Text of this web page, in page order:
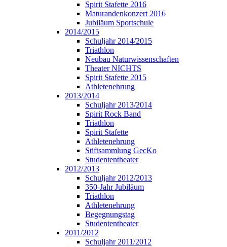
Spirit Stafette 2016
Maturandenkonzert 2016
Jubiläum Sportschule
2014/2015
Schuljahr 2014/2015
Triathlon
Neubau Naturwissenschaften
Theater NICHTS
Spirit Stafette 2015
Athletenehrung
2013/2014
Schuljahr 2013/2014
Spirit Rock Band
Triathlon
Spirit Stafette
Athletenehrung
Stiftsammlung GecKo
Studententheater
2012/2013
Schuljahr 2012/2013
350-Jahr Jubiläum
Triathlon
Athletenehrung
Begegnungstag
Studententheater
2011/2012
Schuljahr 2011/2012